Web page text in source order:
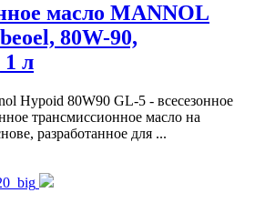
масло MANNOL
80W-90,
л
Hypoid 80W90 GL-5 - всесезонное
трансмиссионное масло на
разработанное для ...